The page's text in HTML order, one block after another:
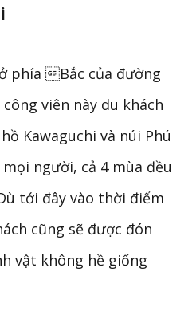
phía Bắc của đường
viên này du khách
Kawaguchi và núi Phú
người, cả 4 mùa đều
tới đây vào thời điểm
cũng sẽ được đón
vật không hề giống